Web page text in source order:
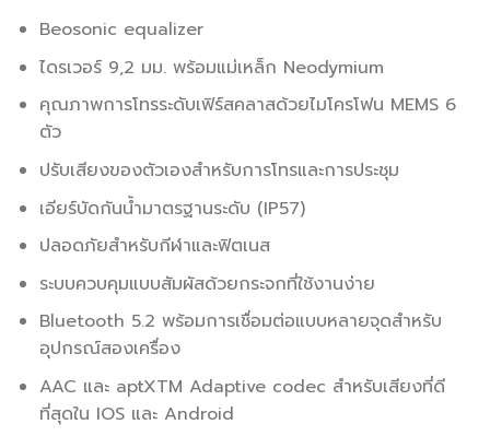
Beosonic equalizer
ไดรเวอร์ 9,2 มม. พร้อมแม่เหล็ก Neodymium
คุณภาพการโทรระดับเฟิร์สคลาสด้วยไมโครโฟน MEMS 6
ตัว
ปรับเสียงของตัวเองสำหรับการโทรและการประชุม
เอียร์บัดกันน้ำมาตรฐานระดับ (IP57)
ปลอดภัยสำหรับกีฬาและฟิตเนส
ระบบควบคุมแบบสัมผัสด้วยกระจกที่ใช้งานง่าย
Bluetooth 5.2 พร้อมการเชื่อมต่อแบบหลายจุดสำหรับ
อุปกรณ์สองเครื่อง
AAC และ aptXTM Adaptive codec สำหรับเสียงที่ดี
ที่สุดใน IOS และ Android